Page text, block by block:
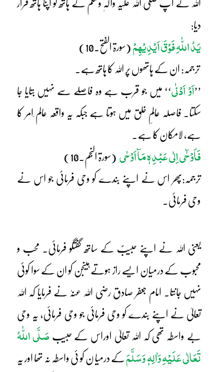
اللہ نے آپ صلی اللہ علیہ وآلہٖ وسلم کے ہاتھ کو اپنا ہاتھ قرار
دیا:
یَدُ اللّٰہِ فَوْقَ اَیْدِیْہِمْ (سورۃ الفتح۔10)
ترجمہ: ان کے ہاتھوں پر اللہ کا ہاتھ ہے۔
’’اَوْ اَدْنٰی‘‘ میں جو قرب ہے وہ فاصلے سے نہیں بتایا جا
سکتا۔ فاصلہ عالمِ خلق میں ہوتا ہے جبکہ یہ واقعہ عالم ِامر کا
ہے، لامکان کا ہے۔
فَاَوْحٰٓی اِلٰی عَبْدِہٖ مَآ اَوْحٰی (سورۃ النجم۔10)
ترجمہ:پھر اس نے اپنے بندے کو وحی فرمائی جو اس نے
وحی فرمائی۔
یعنی اللہ نے اپنے حبیبؐ کے ساتھ گفتگو فرمائی۔ محب و
محبوب کے درمیان ایسے راز ہوتے ہیںجن کو ان کے سوا کوئی
نہیں جانتا۔ امام جعفر صادق رضی اللہ عنہٗ نے فرمایا کہ اللہ
تعالیٰ نے اپنے بندے کو وحی فرمائی جو وحی فرمائی، یہ وحی
بے واسطہ تھی کہ اللہ تعالیٰ اوراس کے حبیب صَلَّی اللّٰہُ
تَعَالٰی عَلَیْہِ وَاٰلِہٖ وَسَلَّمَ
کے درمیا ن کو ئی واسطہ نہ تھا اور یہ